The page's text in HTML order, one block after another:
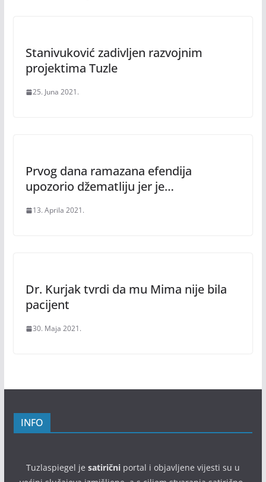
Stanivuković zadivljen razvojnim
projektima Tuzle
25. Juna 2021.
Prvog dana ramazana efendija
upozorio džematliju jer je…
13. Aprila 2021.
Dr. Kurjak tvrdi da mu Mima nije bila
pacijent
30. Maja 2021.
INFO
Tuzlaspiegel je satiričniportal i objavljene vijesti su u